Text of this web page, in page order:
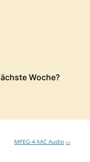
MPEG-4 AAC Audio 0 B